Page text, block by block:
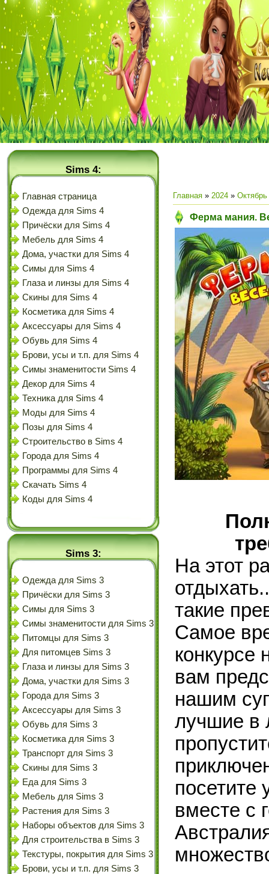
Sims 4:
Главная страница
Одежда для Sims 4
Причёски для Sims 4
Мебель для Sims 4
Дома, участки для Sims 4
Симы для Sims 4
Глаза и линзы для Sims 4
Скины для Sims 4
Косметика для Sims 4
Аксессуары для Sims 4
Обувь для Sims 4
Брови, усы и т.п. для Sims 4
Симы знаменитости Sims 4
Декор для Sims 4
Техника для Sims 4
Моды для Sims 4
Позы для Sims 4
Строительство в Sims 4
Города для Sims 4
Программы для Sims 4
Скачать Sims 4
Коды для Sims 4
Sims 3:
Одежда для Sims 3
Причёски для Sims 3
Симы для Sims 3
Симы знаменитости для Sims 3
Питомцы для Sims 3
Для питомцев Sims 3
Глаза и линзы для Sims 3
Дома, участки для Sims 3
Города для Sims 3
Аксессуары для Sims 3
Обувь для Sims 3
Косметика для Sims 3
Транспорт для Sims 3
Скины для Sims 3
Еда для Sims 3
Мебель для Sims 3
Растения для Sims 3
Наборы объектов для Sims 3
Для строительства в Sims 3
Текстуры, покрытия для Sims 3
Брови, усы и т.п. для Sims 3
Главная » 2024 » Октябрь
Ферма мания.
На этот
такие
Самое
вам
нашим
лучшие в
посетите
вместе с